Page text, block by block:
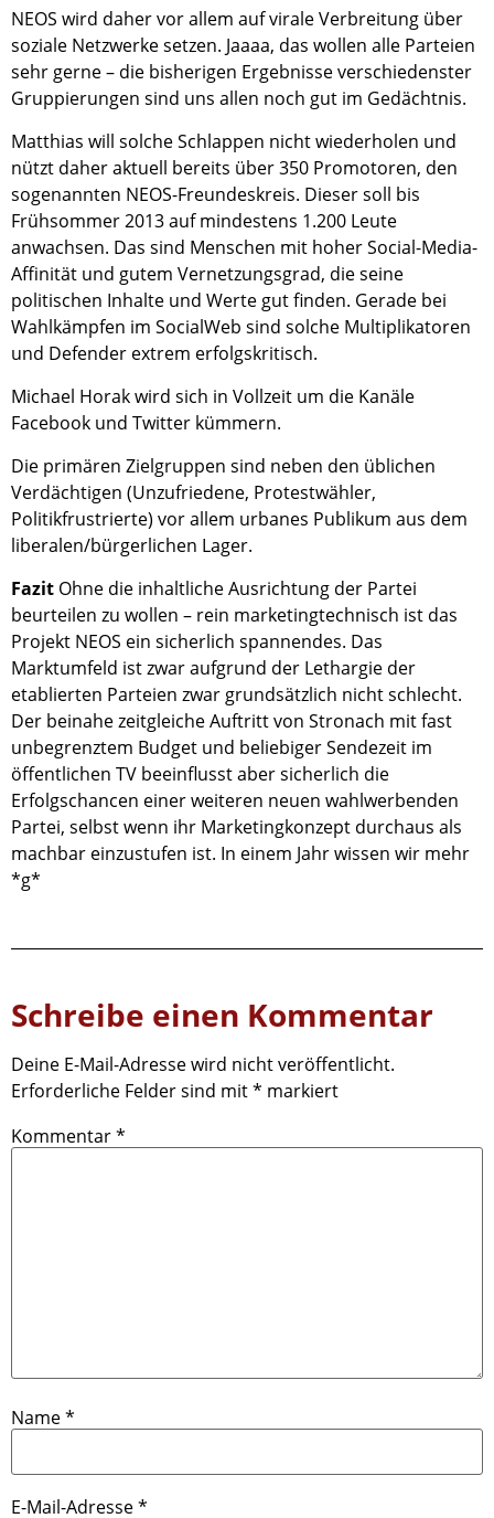
NEOS wird daher vor allem auf virale Verbreitung über
soziale Netzwerke setzen. Jaaaa, das wollen alle Parteien
sehr gerne – die bisherigen Ergebnisse verschiedenster
Gruppierungen sind uns allen noch gut im Gedächtnis.
Matthias will solche Schlappen nicht wiederholen und
nützt daher aktuell bereits über 350 Promotoren, den
sogenannten NEOS-Freundeskreis. Dieser soll bis
Frühsommer 2013 auf mindestens 1.200 Leute
anwachsen. Das sind Menschen mit hoher Social-Media-
Affinität und gutem Vernetzungsgrad, die seine
politischen Inhalte und Werte gut finden. Gerade bei
Wahlkämpfen im SocialWeb sind solche Multiplikatoren
und Defender extrem erfolgskritisch.
Michael Horak wird sich in Vollzeit um die Kanäle
Facebook und Twitter kümmern.
Die primären Zielgruppen sind neben den üblichen
Verdächtigen (Unzufriedene, Protestwähler,
Politikfrustrierte) vor allem urbanes Publikum aus dem
liberalen/bürgerlichen Lager.
Fazit Ohne die inhaltliche Ausrichtung der Partei
beurteilen zu wollen – rein marketingtechnisch ist das
Projekt NEOS ein sicherlich spannendes. Das
Marktumfeld ist zwar aufgrund der Lethargie der
etablierten Parteien zwar grundsätzlich nicht schlecht.
Der beinahe zeitgleiche Auftritt von Stronach mit fast
unbegrenztem Budget und beliebiger Sendezeit im
öffentlichen TV beeinflusst aber sicherlich die
Erfolgschancen einer weiteren neuen wahlwerbenden
Partei, selbst wenn ihr Marketingkonzept durchaus als
machbar einzustufen ist. In einem Jahr wissen wir mehr
*g*
Schreibe einen Kommentar
Deine E-Mail-Adresse wird nicht veröffentlicht.
Erforderliche Felder sind mit* markiert
Kommentar*
Name*
E-Mail-Adresse*